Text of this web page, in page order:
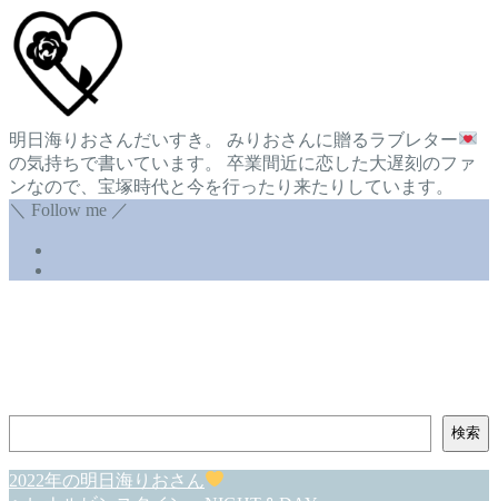
明日海りおさんだいすき。 みりおさんに贈るラブレター
の気持ちで書いています。 卒業間近に恋した大遅刻のファ
ンなので、宝塚時代と今を行ったり来たりしています。
＼ Follow me ／
索
検索
2022年の明日海りおさん